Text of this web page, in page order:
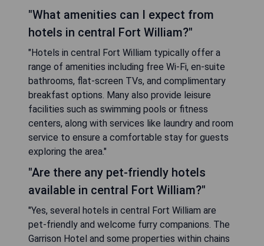
"What amenities can I expect from
hotels in central Fort William?"
"Hotels in central Fort William typically offer a
range of amenities including free Wi-Fi, en-suite
bathrooms, flat-screen TVs, and complimentary
breakfast options. Many also provide leisure
facilities such as swimming pools or fitness
centers, along with services like laundry and room
service to ensure a comfortable stay for guests
exploring the area."
"Are there any pet-friendly hotels
available in central Fort William?"
"Yes, several hotels in central Fort William are
pet-friendly and welcome furry companions. The
Garrison Hotel and some properties within chains